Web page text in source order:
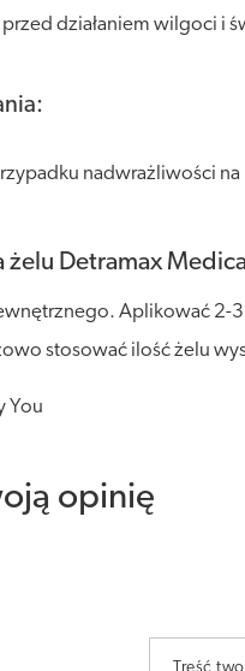
działaniem wilgoci i
nadwrażliwości
żelu Detramax
Aplikować 2-
stosować ilość żelu
You
opinię